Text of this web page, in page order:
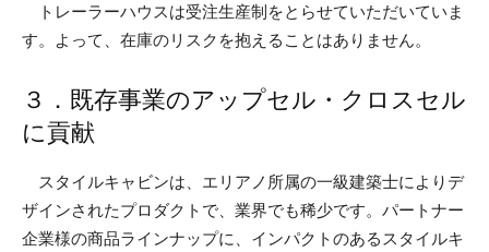
トレーラーハウスは受注生産制をとらせていただいていま
す。よって、在庫のリスクを抱えることはありません。
３．既存事業のアップセル・クロスセル
に貢献
スタイルキャビンは、エリアノ所属の一級建築士によりデ
ザインされたプロダクトで、業界でも稀少です。パートナー
企業様の商品ラインナップに、インパクトのあるスタイルキ